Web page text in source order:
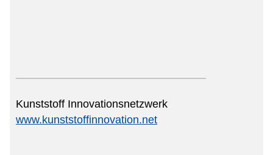
Kunststoff Innovationsnetzwerk
www.kunststoffinnovation.net